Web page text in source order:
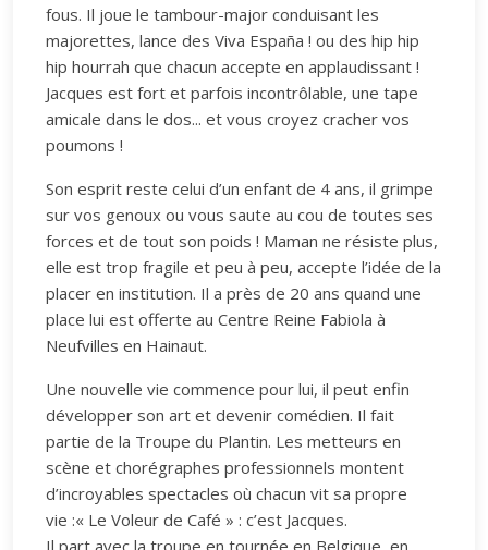
fous. Il joue le tambour-major conduisant les
majorettes, lance des Viva España ! ou des hip hip
hip hourrah que chacun accepte en applaudissant !
Jacques est fort et parfois incontrôlable, une tape
amicale dans le dos... et vous croyez cracher vos
poumons !
Son esprit reste celui d’un enfant de 4 ans, il grimpe
sur vos genoux ou vous saute au cou de toutes ses
forces et de tout son poids ! Maman ne résiste plus,
elle est trop fragile et peu à peu, accepte l’idée de la
placer en institution. Il a près de 20 ans quand une
place lui est offerte au Centre Reine Fabiola à
Neufvilles en Hainaut.
Une nouvelle vie commence pour lui, il peut enfin
développer son art et devenir comédien. Il fait
partie de la Troupe du Plantin. Les metteurs en
scène et chorégraphes professionnels montent
d’incroyables spectacles où chacun vit sa propre
vie :« Le Voleur de Café » : c’est Jacques.
Il part avec la troupe en tournée en Belgique, en